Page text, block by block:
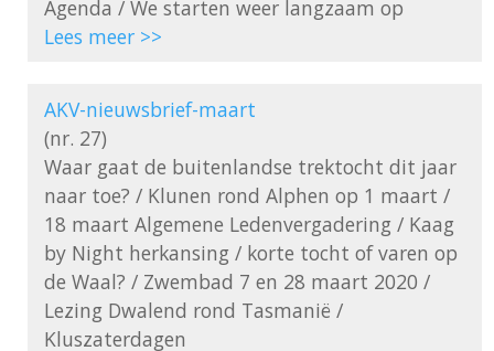
Lees meer >>
AKV-nieuwsbrief-maart
(nr. 27)
Waar gaat de buitenlandse trektocht dit jaar
naar toe? / Klunen rond Alphen op 1 maart /
18 maart Algemene Ledenvergadering / Kaag
by Night herkansing / korte tocht of varen op
de Waal? / Zwembad 7 en 28 maart 2020 /
Lezing Dwalend rond Tasmanië /